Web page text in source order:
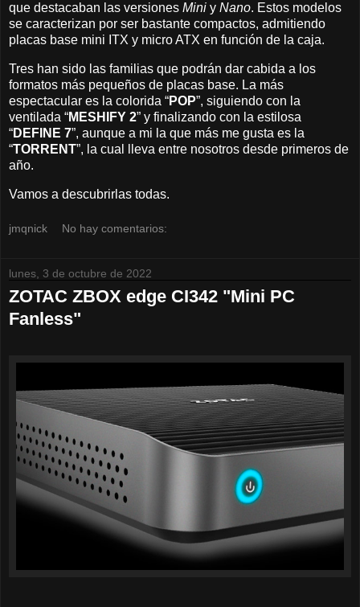
que destacaban las versiones Mini y Nano. Estos modelos
se caracterizan por ser bastante compactos, admitiendo
placas base mini ITX y micro ATX en función de la caja.
Tres han sido las familias que podrán dar cabida a los
formatos más pequeños de placas base. La más
espectacular es la colorida “POP”, siguiendo con la
ventilada “MESHIFY 2” y finalizando con la estilosa
“DEFINE 7”, aunque a mi la que más me gusta es la
“TORRENT”, la cual lleva entre nosotros desde primeros de
año.
Vamos a descubrirlas todas.
jmqnick No hay comentarios:
lunes, 3 de octubre de 2022
ZOTAC ZBOX edge CI342 "Mini PC
Fanless"